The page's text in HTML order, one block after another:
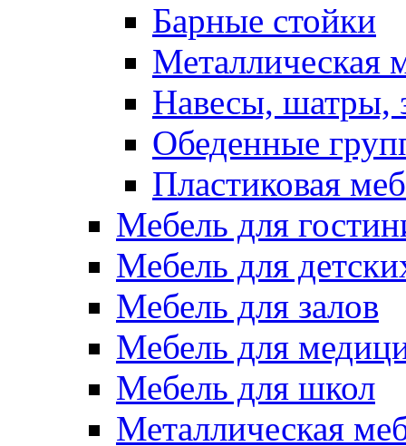
Барные стойки
Металлическая
Навесы, шатры,
Обеденные
Пластиковая
Мебель для
Мебель для
Мебель для залов
Мебель для
Мебель для школ
Металлическая